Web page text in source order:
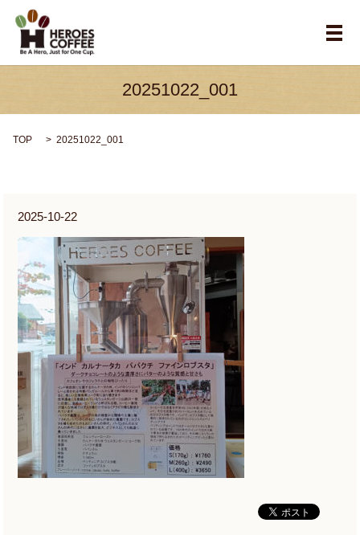
メ
20251022_001
TOP 20251022_001
2025-10-22